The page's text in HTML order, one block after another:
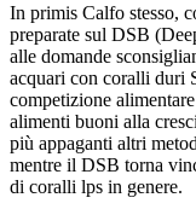
In primis Calfo stesso,
preparate sul DSB
alle domande
acquari con coralli duri
competizione
alimenti buoni alla
più appaganti altri
mentre il DSB torna
di coralli lps in genere.